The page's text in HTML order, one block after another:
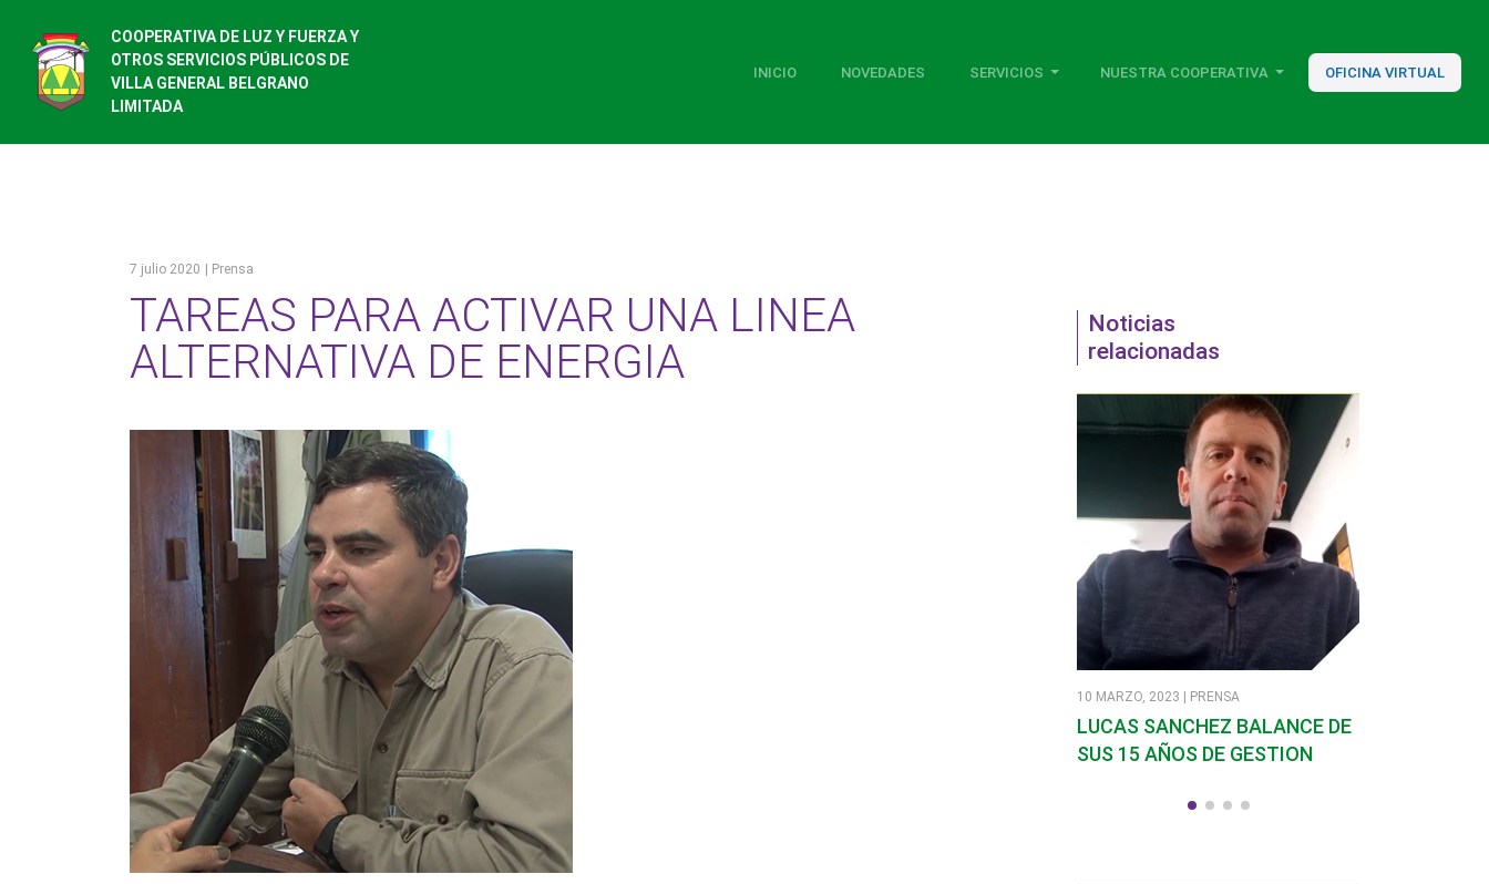
COOPERATIVA DE LUZ Y FUERZA Y
OTROS SERVICIOS PÚBLICOS DE
VILLA GENERAL BELGRANO
LIMITADA
INICIO NOVEDADES SERVICIOS NUESTRA COOPERATIVA OFICINA VIRTUAL
7 julio 2020 | Prensa
TAREAS PARA ACTIVAR UNA LINEA
ALTERNATIVA DE ENERGIA
Noticias
relacionadas
10 MARZO, 2023 | PRENSA
LUCAS SANCHEZ BALANCE DE
SUS 15 AÑOS DE GESTION